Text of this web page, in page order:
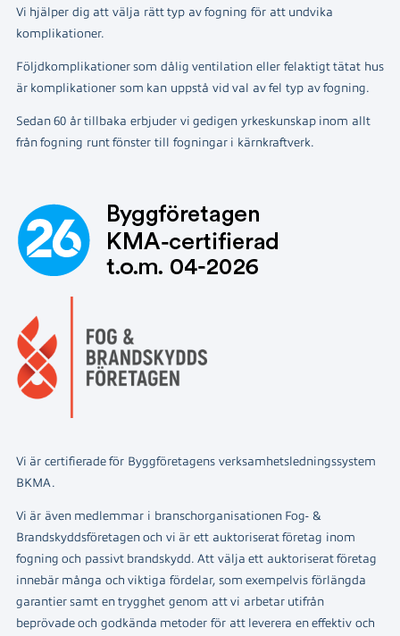
Vi hjälper dig att välja rätt typ av fogning för att undvika
komplikationer.
Följdkomplikationer som dålig ventilation eller felaktigt tätat hus
är komplikationer som kan uppstå vid val av fel typ av fogning.
Sedan 60 år tillbaka erbjuder vi gedigen yrkeskunskap inom allt
från fogning runt fönster till fogningar i kärnkraftverk.
Vi är certifierade för Byggföretagens verksamhetsledningssystem
BKMA.
Vi är även medlemmar i branschorganisationen Fog- &
Brandskyddsföretagen och vi är ett auktoriserat företag inom
fogning och passivt brandskydd. Att välja ett auktoriserat företag
innebär många och viktiga fördelar, som exempelvis förlängda
garantier samt en trygghet genom att vi arbetar utifrån
beprövade och godkända metoder för att leverera en effektiv och